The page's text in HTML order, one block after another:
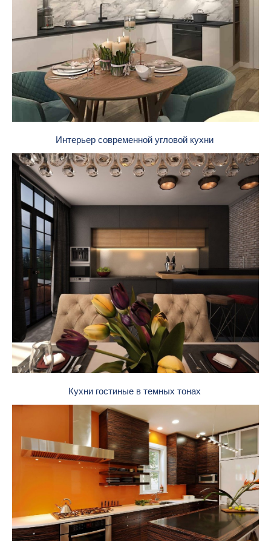
Интерьер современной угловой кухни
Кухни гостиные в темных тонах